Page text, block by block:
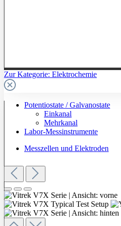
Zur Kategorie: Elektrochemie
Potentiostate / Galvanostate
Einkanal
Mehrkanal
Labor-Messinstrumente
Messzellen und Elektroden